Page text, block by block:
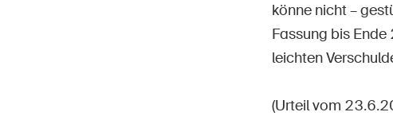
könne nicht –
Fassung bis
leichten
(Urteil vom